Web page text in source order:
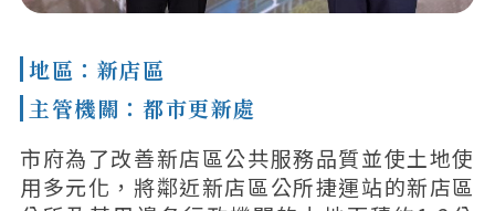
地區：新店區
主管機關：都市更新處
市府為了改善新店區公共服務品質並使土地使
用多元化，將鄰近新店區公所捷運站的新店區